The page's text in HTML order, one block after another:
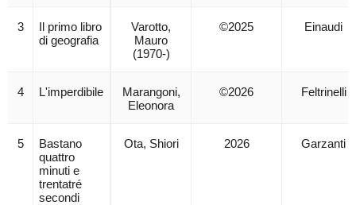
3
Il primo libro
di geografia
Varotto,
Mauro
(1970-)
©2025 Einaudi
4 L'imperdibile
Marangoni,
Eleonora
©2026 Feltrinelli
5
Bastano
quattro
minuti e
trentatré
secondi
Ota, Shiori 2026 Garzanti